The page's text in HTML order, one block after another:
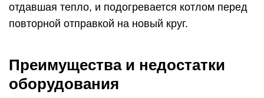
отдавшая тепло, и подогревается котлом перед
повторной отправкой на новый круг.
Преимущества и недостатки
оборудования